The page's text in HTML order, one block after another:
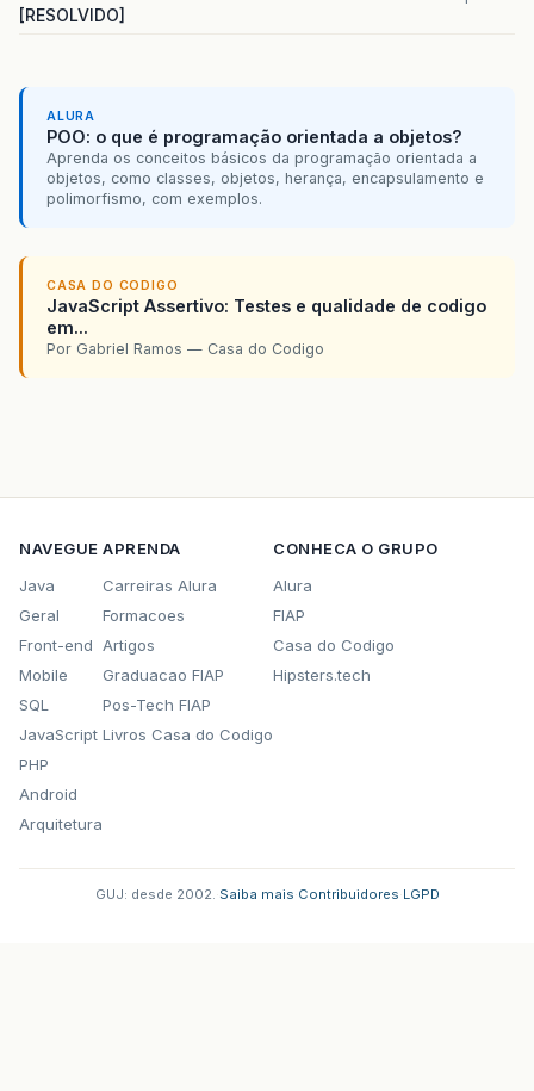
[RESOLVIDO]
ALURA
POO: o que é programação orientada a objetos?
Aprenda os conceitos básicos da programação orientada a
objetos, como classes, objetos, herança, encapsulamento e
polimorfismo, com exemplos.
CASA DO CODIGO
JavaScript Assertivo: Testes e qualidade de codigo
em...
Por Gabriel Ramos — Casa do Codigo
NAVEGUE
Java
Geral
Front-end
Mobile
SQL
JavaScript
PHP
Android
Arquitetura
APRENDA
Carreiras Alura
Formacoes
Artigos
Graduacao FIAP
Pos-Tech FIAP
Livros Casa do Codigo
CONHECA O GRUPO
Alura
FIAP
Casa do Codigo
Hipsters.tech
GUJ: desde 2002. Saiba mais Contribuidores LGPD